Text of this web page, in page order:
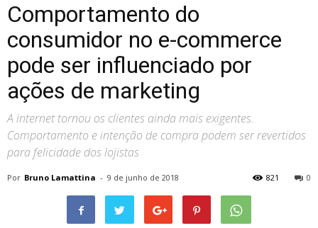
Comportamento do
consumidor no e-commerce
pode ser influenciado por
ações de marketing
A internet tornou os clientes ainda mais exigentes.
Comportamento e intenção de compra podem ser revertidos
para felicidade dos lojistas
Por Bruno Lamattina - 9 de junho de 2018 0
821